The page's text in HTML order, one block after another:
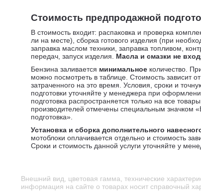
Стоимость предпродажной
В стоимость входит: распаковка и проверка
ли на месте), сборка готового изделия (при
заправка маслом техники, заправка топливом,
передач, запуск изделия. Масла и смазки не
Бензина заливается минимальное количество.
можно посмотреть в таблице. Стоимость зависит
затраченного на это время. Условия, сроки и
подготовки уточняйте у менеджера при
подготовка распространяется только на все
производителей отмечены специальным значком
подготовка».
Установка и сборка дополнительного
мотоблоки оплачивается отдельно и стоимость
Сроки и стоимость данной услуги уточняйте у
Внешний вид, цветовая гамма, технические
информация на сайте о товарах носит справочный